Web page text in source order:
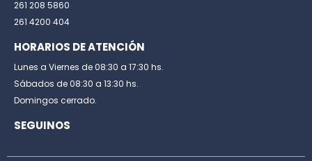
261 208 5860
261 4200 404
HORARIOS DE ATENCIÓN
Lunes a Viernes de 08:30 a 17:30 hs.
Sábados de 08:30 a 13:30 hs.
Domingos cerrado.
SEGUINOS